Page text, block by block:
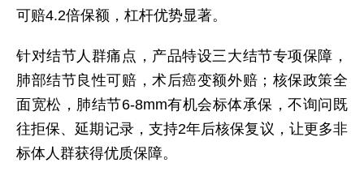
可赔4.2倍保额，杠杆优势显著。
针对结节人群痛点，产品特设三大结节专项保障，
肺部结节良性可赔，术后癌变额外赔；核保政策全
面宽松，肺结节6-8mm有机会标体承保，不询问既
往拒保、延期记录，支持2年后核保复议，让更多非
标体人群获得优质保障。